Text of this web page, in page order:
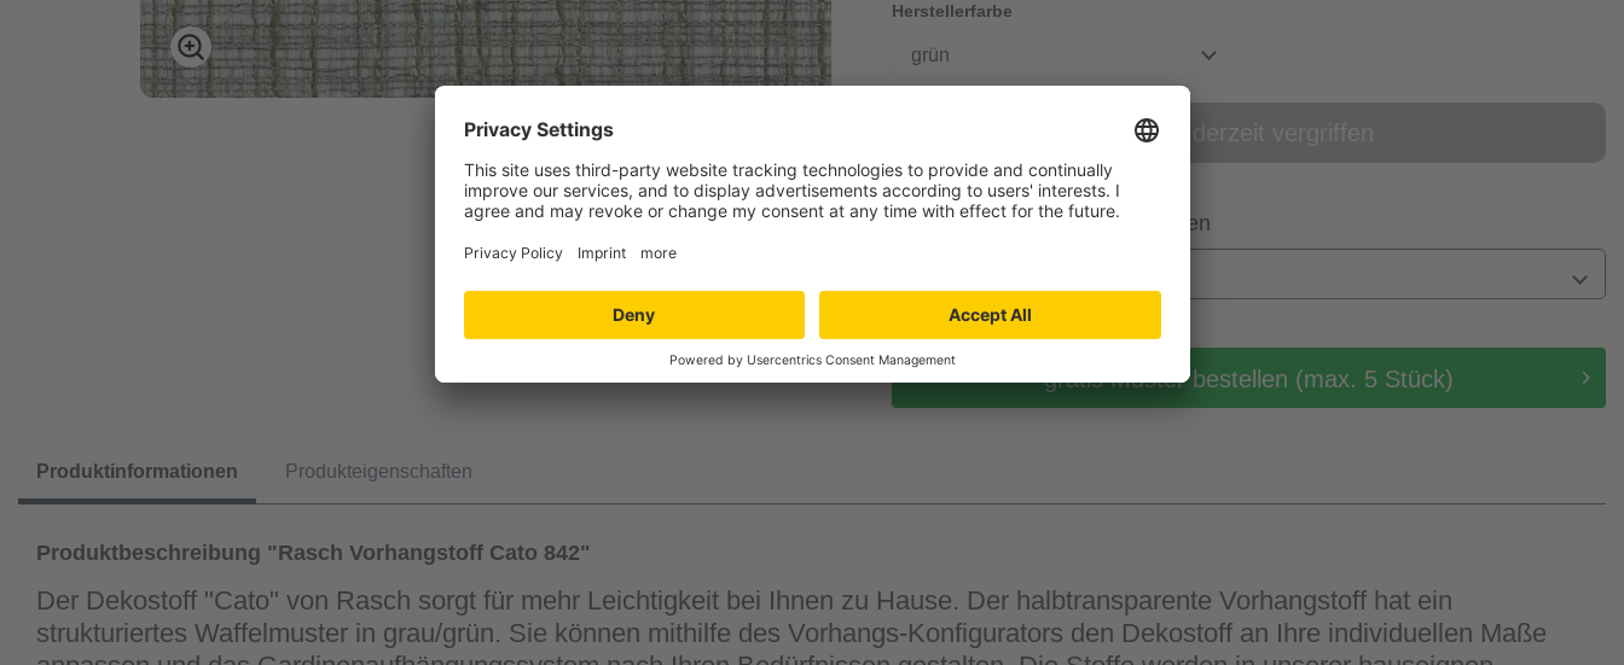
Herstellerfarbe
grün
online derzeit vergriffen
Verfügbarkeit in der Filiale prüfen
gratis Muster bestellen (max. 5 Stück)
Produktinformationen Produkteigenschaften
Produktbeschreibung "Rasch Vorhangstoff Cato 842"
Der Dekostoff "Cato" von Rasch sorgt für mehr Leichtigkeit bei Ihnen zu Hause. Der halbtransparente Vorhangstoff hat ein
strukturiertes Waffelmuster in grau/grün. Sie können mithilfe des Vorhangs-Konfigurators den Dekostoff an Ihre individuellen Maße